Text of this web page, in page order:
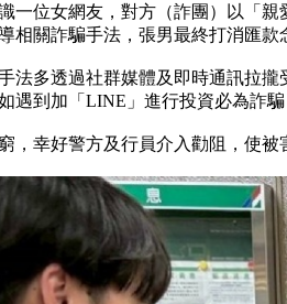
一位女網友，對方（詐團）以「
相關詐騙手法，張男最終打消匯款
法多透過社群媒體及即時通訊拉
遇到加「LINE」進行投資必為詐
，幸好警方及行員介入勸阻，使被